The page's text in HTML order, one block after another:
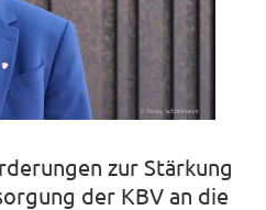
zur Stärkung
der KBV an die